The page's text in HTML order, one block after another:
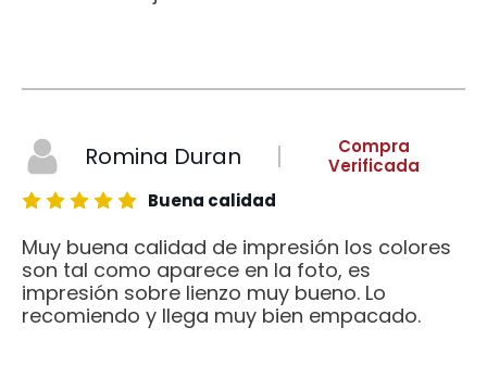
Romina Duran
Compra
Verificada
Buena calidad
Muy buena calidad de impresión los colores
son tal como aparece en la foto, es
impresión sobre lienzo muy bueno. Lo
recomiendo y llega muy bien empacado.